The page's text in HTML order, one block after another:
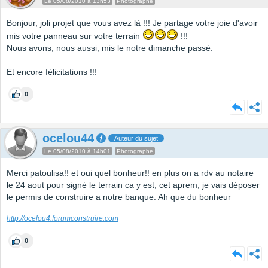
Bonjour, joli projet que vous avez là !!! Je partage votre joie d'avoir
mis votre panneau sur votre terrain
!!!
Nous avons, nous aussi, mis le notre dimanche passé.
Et encore félicitations !!!
0
ocelou44 Auteur du sujet
Le 05/08/2010 à 14h01 Photographe
Merci patoulisa!! et oui quel bonheur!! en plus on a rdv au notaire
le 24 aout pour signé le terrain ca y est, cet aprem, je vais déposer
le permis de construire a notre banque. Ah que du bonheur
http://ocelou4.forumconstruire.com
0